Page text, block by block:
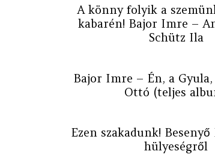
A könny folyik a
kabarén! Bajor Imre –
Schütz Ila
Bajor Imre – Én, a
Ottó (teljes
Ezen szakadunk!
hülyeségről